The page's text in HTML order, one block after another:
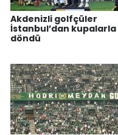
Akdenizli golfçüler
İstanbul’dan kupalarla
döndü